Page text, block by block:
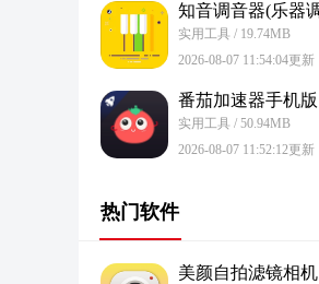
实用工具 / 19.74MB
2026-08-07 11:54:04更新
番茄加速器手机版
实用工具 / 50.94MB
2026-08-07 11:52:12更新
热门软件
美颜自拍滤镜相机